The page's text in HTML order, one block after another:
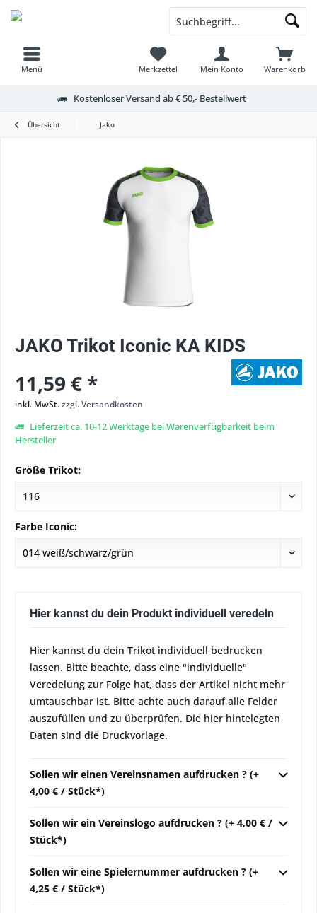
Menü Warenkorb
Merkzettel Mein Konto
Kostenloser Versand ab € 50,- Bestellwert
Übersicht Jako
JAKO Trikot Iconic KA KIDS
11,59 € *
inkl. MwSt.zzgl. Versandkosten
Lieferzeit ca. 10-12 Werktage bei Warenverfügbarkeit beim
Hersteller
Größe Trikot:
Farbe Iconic:
Hier kannst du dein Produkt individuell veredeln
Hier kannst du dein Trikot individuell bedrucken
lassen. Bitte beachte, dass eine "individuelle"
Veredelung zur Folge hat, dass der Artikel nicht mehr
umtauschbar ist. Bitte achte auch darauf alle Felder
auszufüllen und zu überprüfen. Die hier hintelegten
Daten sind die Druckvorlage.
Sollen wir einen Vereinsnamen aufdrucken ? (+
4,00 € / Stück*)
Sollen wir ein Vereinslogo aufdrucken ? (+ 4,00 € /
Stück*)
Sollen wir eine Spielernummer aufdrucken ? (+
4,25 € / Stück*)